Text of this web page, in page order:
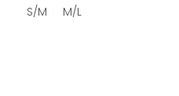
S/M M/L